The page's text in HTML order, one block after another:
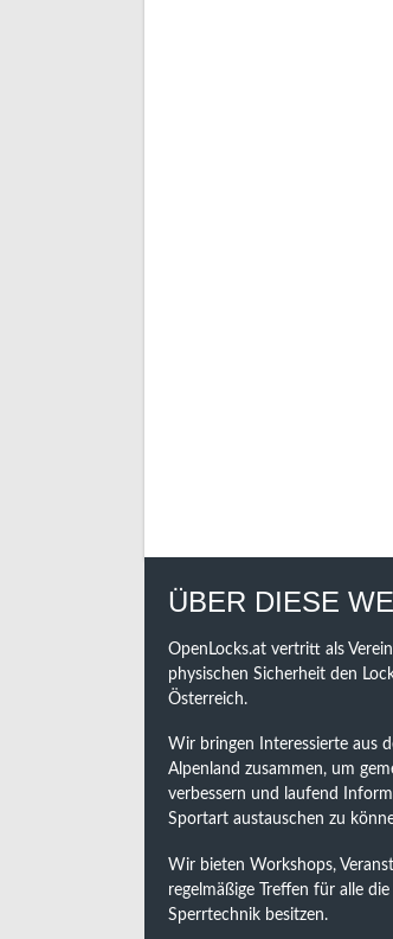
ÜBER DIESE
OpenLocks.at vertritt als
physischen Sicherheit den
Österreich.
Wir bringen Interessierte aus
Alpenland zusammen, um
verbessern und laufend
Sportart austauschen zu
Wir bieten Workshops,
regelmäßige Treffen für alle
Sperrtechnik besitzen.